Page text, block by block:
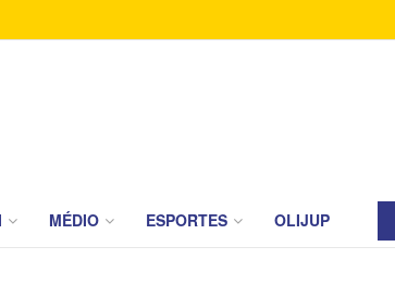
MÉDIO ESPORTES OLIJUP